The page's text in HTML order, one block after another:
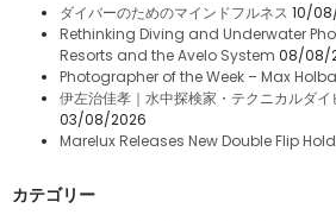
ダイバーのためのマインドフルネス 10/
Rethinking Diving and Underwater
Resorts and the Avelo System 08/08/
Photographer of the Week – Max Holba
伊左治佳孝｜水中探検家・テクニカルダ
03/08/2026
Marelux Releases New Double Flip
カテゴリー